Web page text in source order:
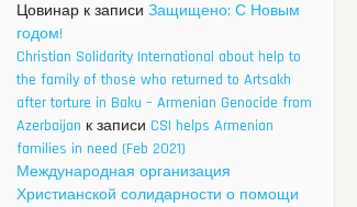
Цовинар к записи Защищено: С Новым
годом!
Christian Solidarity International about help to
the family of those who returned to Artsakh
after torture in Baku – Armenian Genocide from
Azerbaijan к записи CSI helps Armenian
families in need (Feb 2021)
Международная организация
Христианской солидарности о помощи